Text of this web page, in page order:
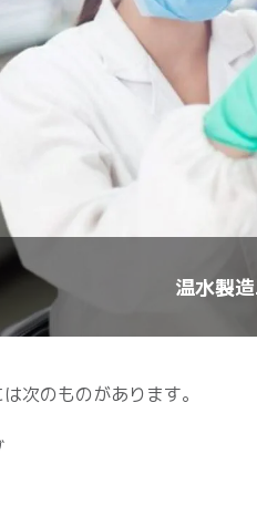
温水製
次のものがあります。